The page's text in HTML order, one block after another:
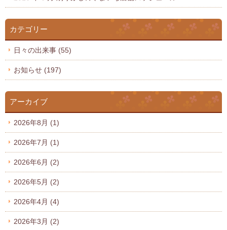
カテゴリー
日々の出来事 (55)
お知らせ (197)
アーカイブ
2026年8月 (1)
2026年7月 (1)
2026年6月 (2)
2026年5月 (2)
2026年4月 (4)
2026年3月 (2)